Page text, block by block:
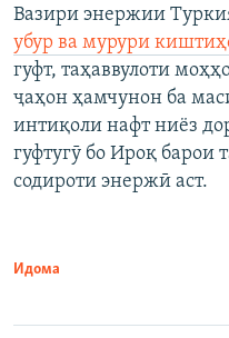
Вазири энержии
убур ва мурури
гуфт, таҳаввулоти
ҷаҳон ҳамчунон ба
интиқоли нафт ниёз
гуфтугӯ бо Ироқ барои
содироти энержӣ аст.
Идома